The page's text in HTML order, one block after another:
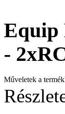
Equip
-
Műveletek a